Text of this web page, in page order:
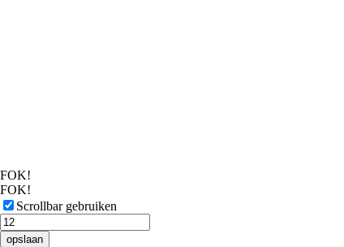
FOK!
FOK!
Scrollbar gebruiken
opslaan